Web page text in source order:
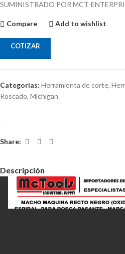
SUMINISTRADO POR MCT-
Compare Add to wishlist
COTIZAR
Categorías: Herramienta de corte,
Roscado, Michigan
Share:
Descripción